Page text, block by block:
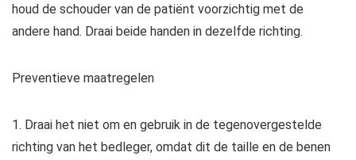
houd de schouder van de patiënt voorzichtig met de
andere hand. Draai beide handen in dezelfde richting.
Preventieve maatregelen
1. Draai het niet om en gebruik in de tegenovergestelde
richting van het bedleger, omdat dit de taille en de benen